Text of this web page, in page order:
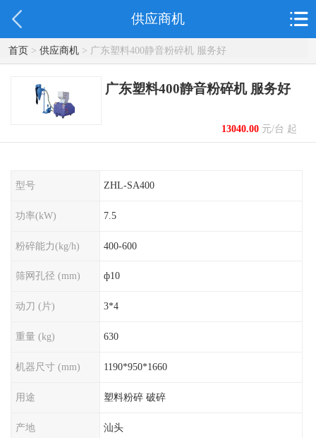
供应商机
首页> 供应商机> 广东塑料400静音粉碎机 服务好
广东塑料400静音粉碎机 服务好
13040.00元/台 起
型号 ZHL-SA400
功率(kW) 7.5
粉碎能力(kg/h) 400-600
筛网孔径 (mm) ф10
动刀 (片) 3*4
重量 (kg) 630
机器尺寸 (mm) 1190*950*1660
用途 塑料粉碎 破碎
产地 汕头